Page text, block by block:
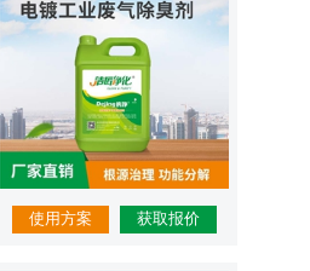
使用方案 获取报价